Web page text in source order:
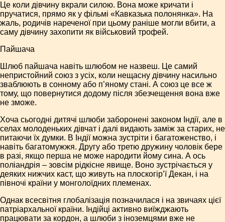
Це коли дівчину вкрали силою. Вона може кричати і
пручатися, прямо як у фільмі «Кавказька полонянка». На
жаль, родичів нареченої при цьому раніше могли вбити, а
саму дівчину захопити як військовий трофей.
Пайшача
Шлюб пайшача навіть шлюбом не назвеш. Це самий
непристойний союз з усіх, коли нещасну дівчину насильно
зваблюють в сонному або п’яному стані. А союз це все ж
тому, що повернутися додому після збезчещення вона вже
не зможе.
Хоча сьогодні дитячі шлюби заборонені законом Індії, але в
селах молоденьких дівчат і далі видають заміж за старих, не
питаючи їх думки. В Індії можна зустріти і багатоженство, і
навіть багатомужжя. Другу або третю дружину чоловік бере
в разі, якщо перша не може народити йому сина. А ось
поліандрія – зовсім рідкісне явище. Воно зустрічається у
деяких нижчих каст, що живуть на плоскогір’ї Декан, і на
півночі країни у монголоїдних племенах.
Однак всесвітня глобалізація позначилася і на звичаях цієї
патріархальної країни. Індійці активно виїжджають
працювати за кордон, а шлюби з іноземцями вже не